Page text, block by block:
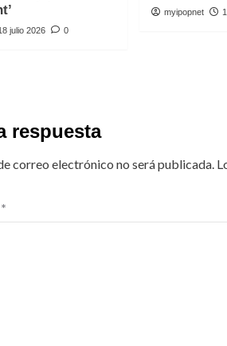
julio 2026 0
myipopnet
respuesta
correo electrónico no será publicada.
*